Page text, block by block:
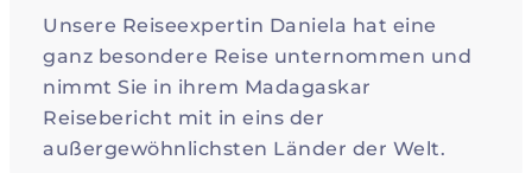
Unsere Reiseexpertin Daniela hat eine
ganz besondere Reise unternommen und
nimmt Sie in ihrem Madagaskar
Reisebericht mit in eins der
außergewöhnlichsten Länder der Welt.